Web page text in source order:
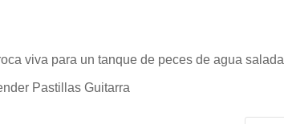
viva para un tanque de peces de agua salada
Pastillas Guitarra